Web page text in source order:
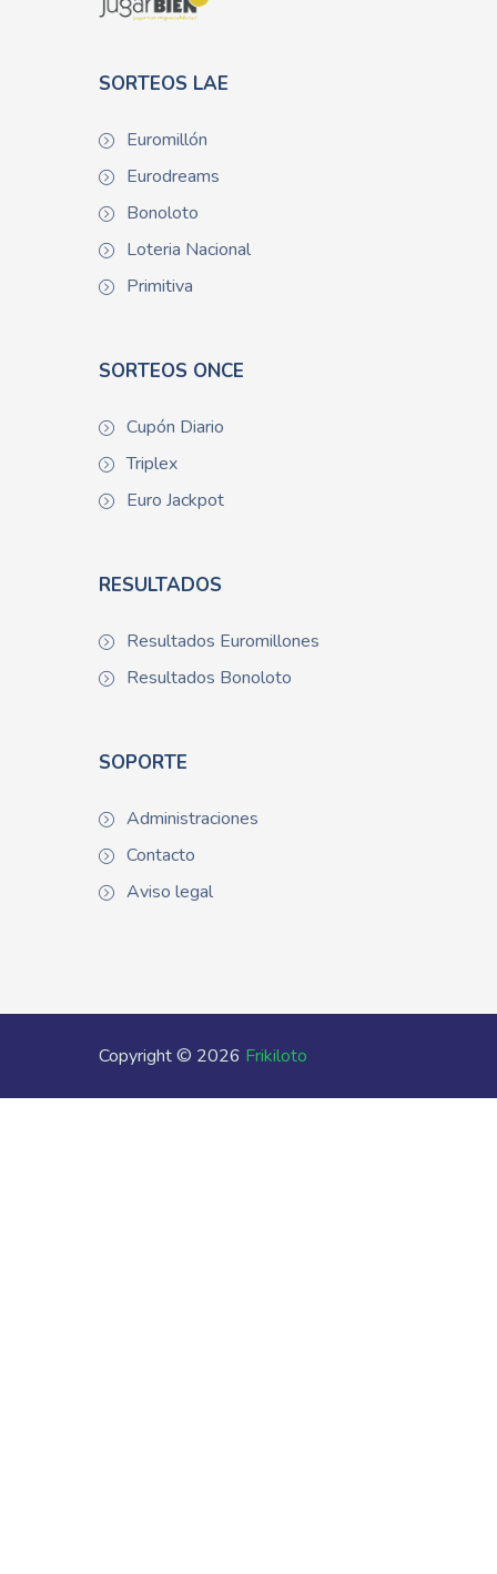
SORTEOS LAE
Euromillón
Eurodreams
Bonoloto
Loteria Nacional
Primitiva
SORTEOS ONCE
Cupón Diario
Triplex
Euro Jackpot
RESULTADOS
Resultados Euromillones
Resultados Bonoloto
SOPORTE
Administraciones
Contacto
Aviso legal
Copyright © 2026 Frikiloto